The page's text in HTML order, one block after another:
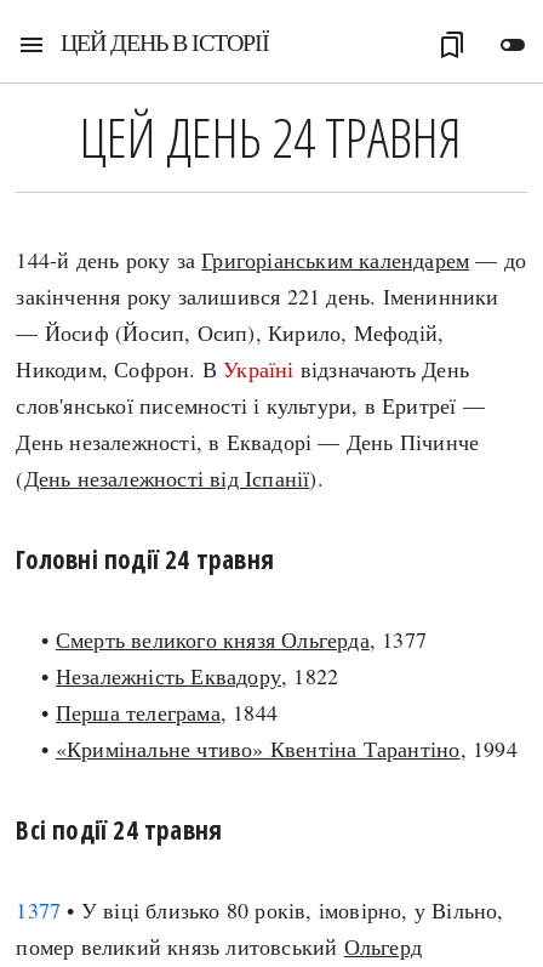
menu ЦЕЙ ДЕНЬ В ІСТОРІЇ toggle_off
bookmarks
СЬОГОДНІ
ПРАВИЛА ЖИТТЯ
ВИ (НЕ) ЗНАЛИ
ПОДКАСТИ
НОТА БЕНЕ
МОЯ ІСТОРІЯ
ЦЕЙ ДЕНЬ 24 ТРАВНЯ
144-й день року заГригоріанським календарем — до
закінчення року залишився 221 день. Іменинники
— Йосиф (Йосип, Осип), Кирило, Мефодій,
Никодим, Софрон. ВУкраїні відзначають День
слов'янської писемності і культури, в Еритреї —
День незалежності, в Еквадорі — День Пічинче
(День незалежності від Іспанії).
Головні події 24 травня
• Смерть великого князя Ольгерда, 1377
• Незалежність Еквадору, 1822
• Перша телеграма, 1844
• «Кримінальне чтиво» Квентіна Тарантіно, 1994
Всі події 24 травня
1377 • У віці близько 80 років, імовірно, у Вільно,
помер великий князь литовський Ольгерд